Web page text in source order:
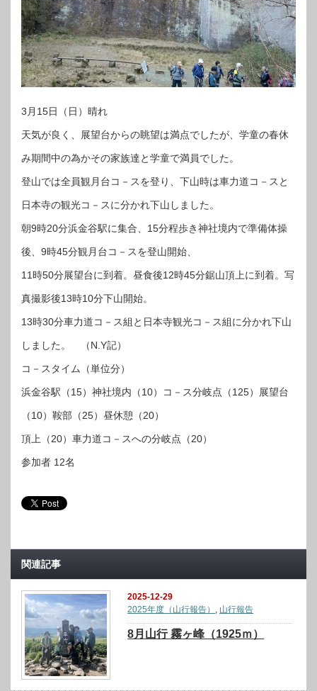
3月15日（日）晴れ
天気が良く、展望台からの眺望は満点でしたが、学童の春休
み期間中の為かその家族達と学童で満員でした。
登山では全員観月台コ－スを登り、下山時は車力道コ－スと
日本寺の観光コ－スに分かれ下山しました。
朝9時20分浜金谷駅に集合、15分程歩き神社境内で準備体操
後、9時45分観月台コ－スを登山開始、
11時50分展望台に到着。昼食後12時45分鋸山頂上に到着。写
真撮影後13時10分下山開始。
13時30分車力道コ－ス組と日本寺観光コ－ス組に分かれ下山
しました。 （N.Y記）
コ－スタイム（単位分）
浜金谷駅（15）神社境内（10）コ－ス分岐点（125）展望台
（10）鞍部（25）昼休憩（20）
頂上（20）車力道コ－スへの分岐点（20）
参加者 12名
関連記事
2025-12-29
2025年度（山行報告） , 山行報告
8月山行 霧ヶ峰（1925ｍ）